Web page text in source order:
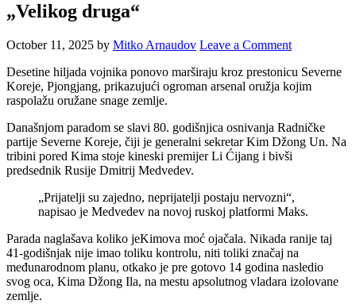
„Velikog druga“
October 11, 2025 by Mitko Arnaudov Leave a Comment
Desetine hiljada vojnika ponovo marširaju kroz prestonicu Severne
Koreje, Pjongjang, prikazujući ogroman arsenal oružja kojim
raspolažu oružane snage zemlje.
Današnjom paradom se slavi 80. godišnjica osnivanja Radničke
partije Severne Koreje, čiji je generalni sekretar Kim Džong Un. Na
tribini pored Kima stoje kineski premijer Li Ćijang i bivši
predsednik Rusije Dmitrij Medvedev.
„Prijatelji su zajedno, neprijatelji postaju nervozni“,
napisao je Medvedev na novoj ruskoj platformi Maks.
Parada naglašava koliko jeKimova moć ojačala. Nikada ranije taj
41-godišnjak nije imao toliku kontrolu, niti toliki značaj na
međunarodnom planu, otkako je pre gotovo 14 godina nasledio
svog oca, Kima Džong Ila, na mestu apsolutnog vladara izolovane
zemlje.